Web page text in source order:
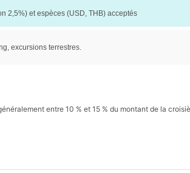
2,5%) et espèces (USD, THB) acceptés
excursions terrestres.
entre 10 % et 15 % du montant de la